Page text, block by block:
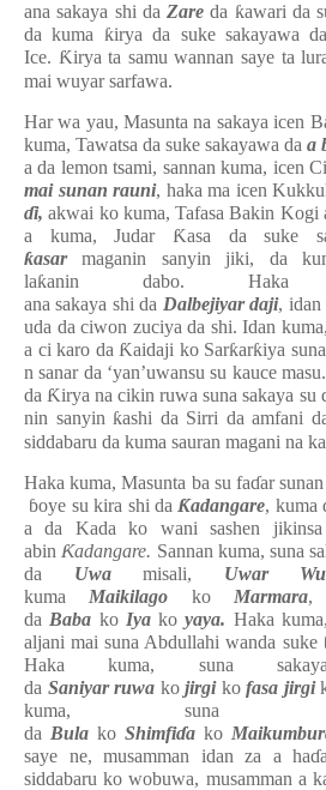
ana sakaya shi da Zare da ƙawari da
da kuma ƙirya da suke sakayawa
Ice. Ƙirya ta samu wannan saye ta
mai wuyar sarfawa.
Har wa yau, Masunta na sakaya icen
kuma, Tawatsa da suke sakayawa da a
a da lemon tsami, sannan kuma, icen
mai sunan rauni, haka ma icen
ɗi,akwai ko kuma, Tafasa Bakin Kogi
a kuma, Judar Ƙasa da suke
ƙasarmaganin sanyin jiki, da
laƙanin dabo. Haka
ana sakaya shi da Dalbejiyar daji, idan
uda da ciwon zuciya da shi. Idan
a ci karo da Ƙaidaji ko Sarƙarƙiya
n sanar da ‘yan’uwansu su kauce
da Ƙirya na cikin ruwa suna sakaya su
nin sanyin ƙashi da Sirri da amfani
siddabaru da kuma sauran magani na
Haka kuma, Masunta ba su faɗar
ɓoye su kira shi da Ƙadangare, kuma
a da Kada ko wani sashen
abin Ƙadangare. Sannan kuma, suna
da Uwamisali, Uwar
kuma Maikilago ko Marmara,
da Baba ko Iyakoyaya. Haka kuma,
aljani mai suna Abdullahi wanda suke
Haka kuma, suna
da Saniyar ruwa ko jirgiko fasa jirgi
kuma, suna
da Bula ko Shimfiɗa ko
saye ne, musamman idan za a haɗ
siddabaru ko wobuwa, musamman a